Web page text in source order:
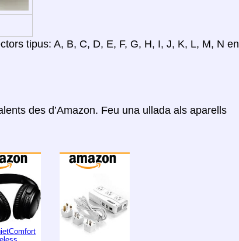
tipus: A, B, C, D, E, F, G, H, I, J, K, L, M, N en
des d’Amazon. Feu una ullada als aparells